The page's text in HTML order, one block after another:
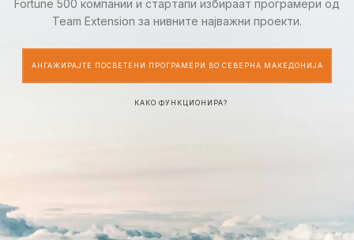
Fortune 500 компании и стартапи избираат програмери од
Team Extension за нивните најважни проекти.
АНГАЖИРАЈТЕ ПОСВЕТЕНИ ПРОГРАМЕРИ ВО СЕВЕРНА МАКЕДОНИЈА
КАКО ФУНКЦИОНИРА?